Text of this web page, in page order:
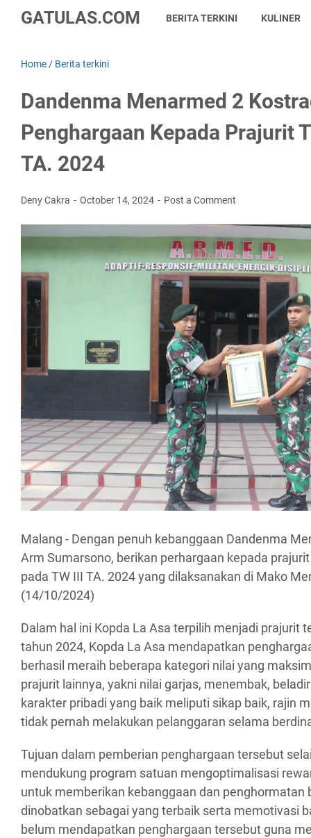
GATULAS.COM BERITA TERKINI KULINER
Home / Berita terkini
Dandenma Menarmed 2
Penghargaan Kepada Prajurit
TA. 2024
Deny Cakra October 14, 2024 Post a Comment
Malang - Dengan penuh kebanggaan Dandenma
Arm Sumarsono, berikan perhargaan kepada
pada TW III TA. 2024 yang dilaksanakan di Mako
(14/10/2024)
Dalam hal ini Kopda La Asa terpilih menjadi prajurit
tahun 2024, Kopda La Asa mendapatkan
berhasil meraih beberapa kategori nilai yang
prajurit lainnya, yakni nilai garjas, menembak,
karakter pribadi yang baik meliputi sikap baik, rajin
tidak pernah melakukan pelanggaran selama
Tujuan dalam pemberian penghargaan tersebut
mendukung program satuan mengoptimalisasi
untuk memberikan kebanggaan dan penghormatan
dinobatkan sebagai yang terbaik serta memotivasi
belum mendapatkan penghargaan tersebut guna